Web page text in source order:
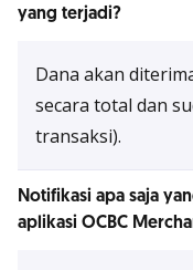
yang terjadi?
Dana akan
secara total dan
transaksi).
Notifikasi apa saja
aplikasi OCBC